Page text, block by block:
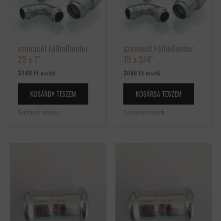
szénacél Félhollander
22 x 1″
3748 Ft Bruttó
KOSÁRBA TESZEM
Szénacél idomok
szénacél Félhollander
15 x 3/4″
3058 Ft Bruttó
KOSÁRBA TESZEM
Szénacél idomok